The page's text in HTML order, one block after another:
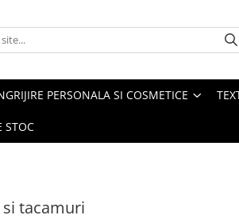
PERSONALA SI COSMETICE
STOC
si tacamuri